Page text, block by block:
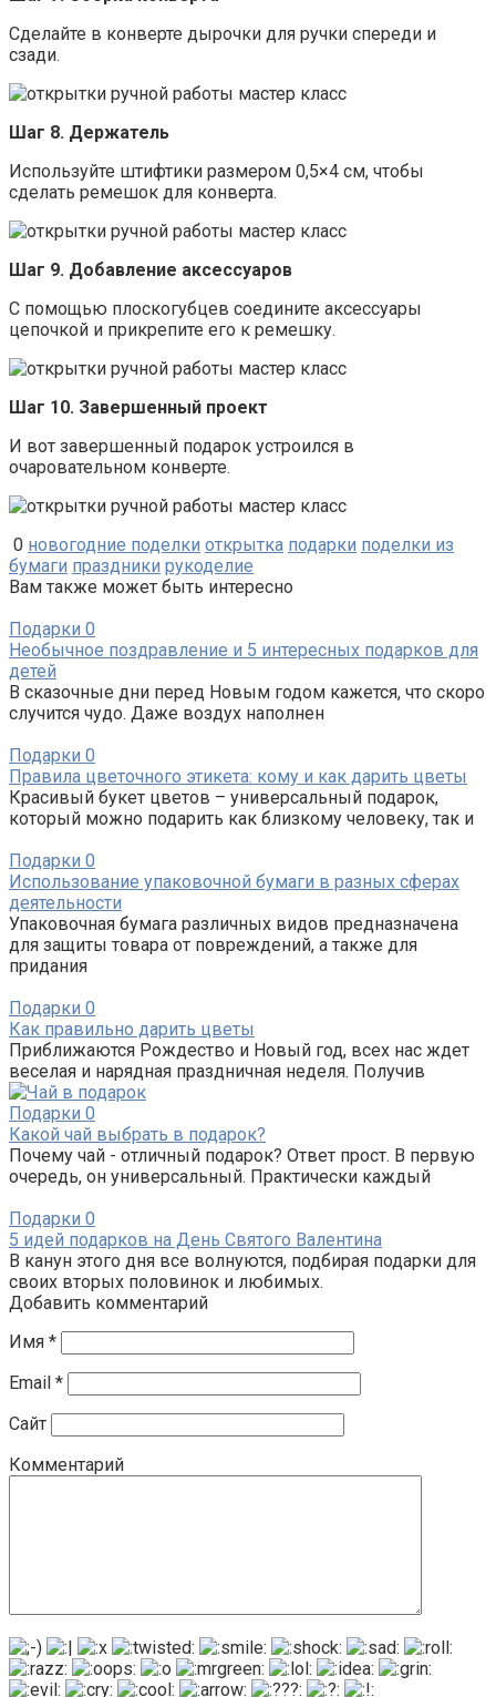
Сделайте в конверте дырочки для ручки спереди и
сзади.
Шаг 8. Держатель
Используйте штифтики размером 0,5×4 см, чтобы
сделать ремешок для конверта.
Шаг 9. Добавление аксессуаров
С помощью плоскогубцев соедините аксессуары
цепочкой и прикрепите его к ремешку.
Шаг 10. Завершенный проект
И вот завершенный подарок устроился в
очаровательном конверте.
0 новогодние поделки открытка подарки поделки из
бумаги праздники рукоделие
Вам также может быть интересно
Подарки 0
Необычное поздравление и 5 интересных подарков для
детей
В сказочные дни перед Новым годом кажется, что скоро
случится чудо. Даже воздух наполнен
Подарки 0
Правила цветочного этикета: кому и как дарить цветы
Красивый букет цветов – универсальный подарок,
который можно подарить как близкому человеку, так и
Подарки 0
Использование упаковочной бумаги в разных сферах
деятельности
Упаковочная бумага различных видов предназначена
для защиты товара от повреждений, а также для
придания
Подарки 0
Как правильно дарить цветы
Приближаются Рождество и Новый год, всех нас ждет
веселая и нарядная праздничная неделя. Получив
Подарки 0
Какой чай выбрать в подарок?
Почему чай - отличный подарок? Ответ прост. В первую
очередь, он универсальный. Практически каждый
Подарки 0
5 идей подарков на День Святого Валентина
В канун этого дня все волнуются, подбирая подарки для
своих вторых половинок и любимых.
Добавить комментарий
Имя *
Email *
Сайт
Комментарий